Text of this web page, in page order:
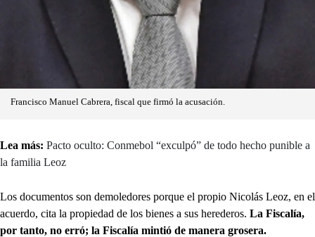
Francisco Manuel Cabrera, fiscal que firmó la acusación.
Lea más: Pacto oculto: Conmebol “exculpó” de todo hecho punible a
la familia Leoz
Los documentos son demoledores porque el propio Nicolás Leoz, en el
acuerdo, cita la propiedad de los bienes a sus herederos. La Fiscalía,
por tanto, no erró; la Fiscalía mintió de manera grosera.